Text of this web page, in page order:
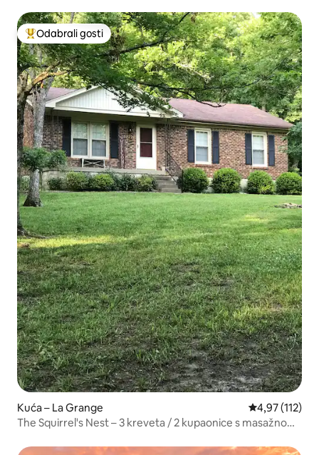
Među najviše rangiranima s oznakom „Odabrali gosti”
Odabrali gosti
Kuća – La Grange Prosječna
4,97 (112)
The Squirrel's Nest – 3 kreveta / 2 kupaonice s masažnom